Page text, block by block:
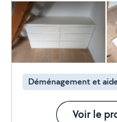
Déménagement et
Voir le